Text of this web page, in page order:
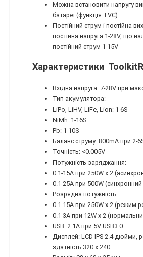
Можна встановити напругу
батареї (функція TVC)
Постійний струм і постійна
постійна напруга 1-28V, що
постійний струм 1-15V
Характеристики
Вхідна напруга: 7-28V при
Тип акумулятора:
LiPo, LiHV, LiFe, Lion: 1-6S
NiMh: 1-16S
Pb: 1-10S
Баланс струму: 800mA при 2-
Точність: <0.005V
Потужність заряджання:
0.1-15А при 250W х 2
0.1-25А при 500W
Розрядна потужність:
0.1-15A при 250W x 2 (режим
0.1-3A при 12W x 2
USB: 2.1A при 5V USB3.0
Дисплей: LCD IPS 2.4 дюйми,
здатність 320 x 240